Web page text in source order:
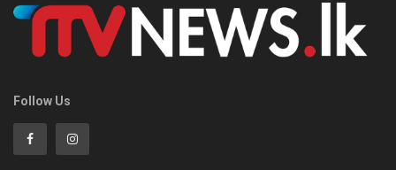
Follow Us